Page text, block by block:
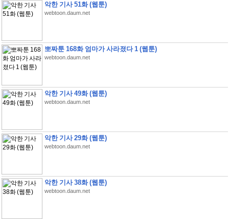
악한 기사 51화 (웹툰)
webtoon.daum.net
뽀짜툰 168화 엄마가 사라졌다 1 (웹툰)
webtoon.daum.net
악한 기사 49화 (웹툰)
webtoon.daum.net
악한 기사 29화 (웹툰)
webtoon.daum.net
악한 기사 38화 (웹툰)
webtoon.daum.net